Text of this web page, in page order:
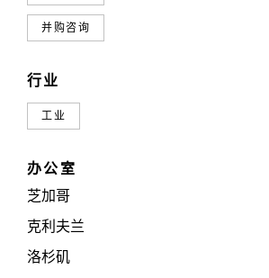
并购咨询
行业
工业
办公室
芝加哥
克利夫兰
洛杉矶